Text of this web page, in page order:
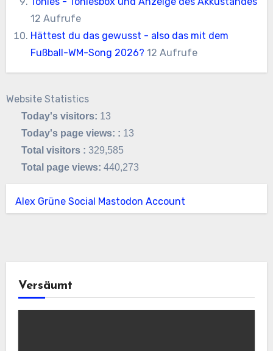
12 Aufrufe
Hättest du das gewusst - also das mit dem
Fußball-WM-Song 2026? 12 Aufrufe
Website Statistics
Today's visitors: 13
Today's page views: : 13
Total visitors :329,585
Total page views:440,273
Alex Grüne Social Mastodon Account
Versäumt